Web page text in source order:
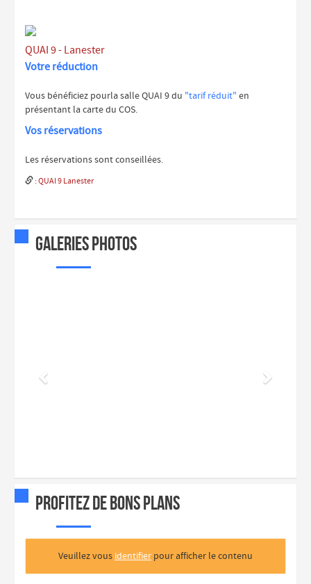
QUAI 9 - Lanester
Votre réduction
Vous bénéficiez pourla salle QUAI 9 du "tarif réduit" en
présentant la carte du COS.
Vos réservations
Les réservations sont conseillées.
 :QUAI 9 Lanester
Galeries photos
Profitez de bons plans
Veuillez vous identifier pour afficher le contenu